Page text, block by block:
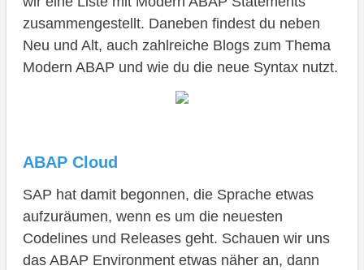
zusammengestellt. Daneben findest du neben
Neu und Alt, auch zahlreiche Blogs zum Thema
Modern ABAP und wie du die neue Syntax nutzt.
ABAP Cloud
SAP hat damit begonnen, die Sprache etwas
aufzuräumen, wenn es um die neuesten
Codelines und Releases geht. Schauen wir uns
das ABAP Environment etwas näher an, dann